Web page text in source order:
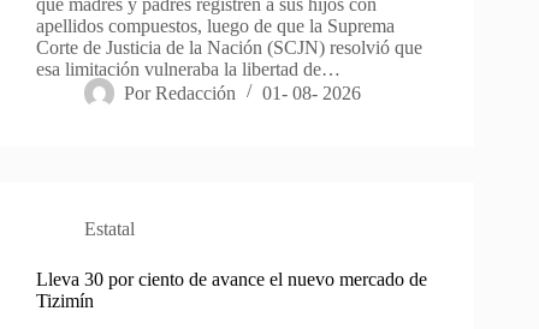
apellidos compuestos, luego de que la Suprema
Corte de Justicia de la Nación (SCJN) resolvió que
esa limitación vulneraba la libertad de…
Por Redacción 01- 08- 2026
Estatal
Lleva 30 por ciento de avance el nuevo mercado de
Tizimín